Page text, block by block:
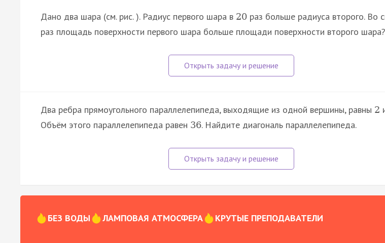
Дано два шара (см. рис. ). Радиус первого шара в 20 раз больше радиуса второго. Во
раз площадь поверхности первого шара больше площади поверхности второго шара?
Два ребра прямоугольного параллелепипеда, выходящие из одной вершины, равны 2
Объём этого параллелепипеда равен 36. Найдите диагональ параллелепипеда.
БЕЗ ВОДЫ ЛАМПОВАЯ АТМОСФЕРА КРУТЫЕ ПРЕПОДАВАТЕЛИ